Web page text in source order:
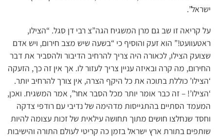
ישראל”.
על קריאה זו שב גם מרן המשגיח הגה”צ רבי דן סגל. “הצילו,
ראטעוועט!” הוא זעק והוסיף כי “בשעה שיש מצב חירום, ויש אדם
שצועק הצילו, לכאורה היה צריך להרחיב הדיבור ולהסביר את דבר
החירום, מה קרה ובאיזה עניין צריך לעזור לו. אך אין זה כך, הזעקה
‘הצילו’ כוללת בתוכה את כל היקף הצרה, אין צורך להרחיב יותר.
‘הצילו’! – זה כבר אומר יותר מכל הסבר אחר”, אמר המשגיח. ואכן,
המעמד הסתיים בהתגייסות מדהימה של נדיבי עם רודפי צדקה
וחסד שנחלצו חושים מתוך תחושה עילאית של זכות עצומה להיות
שותפים בתורת ארץ ישראל בזמן כה קריטי לעולם התורה והישיבות